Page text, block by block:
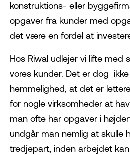
konstruktions- eller
opgaver fra kunder med
det være en fordel at
Hos Riwal udlejer vi lifte med
vores kunder. Det er dog
hemmelighed, at det er
for nogle virksomheder at
man ofte har opgaver i
undgår man nemlig at skulle
tredjepart, inden arbejdet